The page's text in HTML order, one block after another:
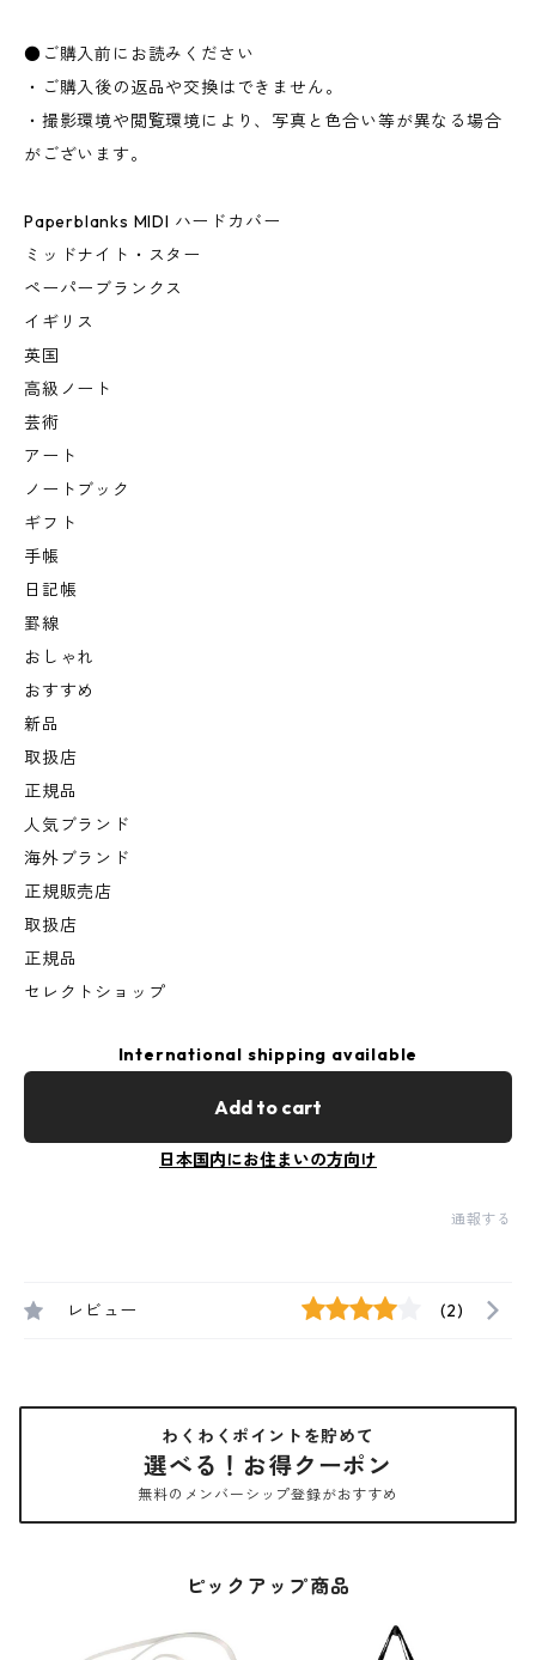
●ご購入前にお読みください
・ご購入後の返品や交換はできません。
・撮影環境や閲覧環境により、写真と色合い等が異なる場合
がございます。
Paperblanks MIDI ハードカバー
ミッドナイト・スター
ペーパーブランクス
イギリス
英国
高級ノート
芸術
アート
ノートブック
ギフト
手帳
日記帳
罫線
おしゃれ
おすすめ
新品
取扱店
正規品
人気ブランド
海外ブランド
正規販売店
取扱店
正規品
セレクトショップ
International shipping available
Add to cart
日本国内にお住まいの方向け
通報する
レビュー (2)
わくわくポイントを貯めて
選べる！お得クーポン
無料のメンバーシップ登録がおすすめ
ピックアップ商品